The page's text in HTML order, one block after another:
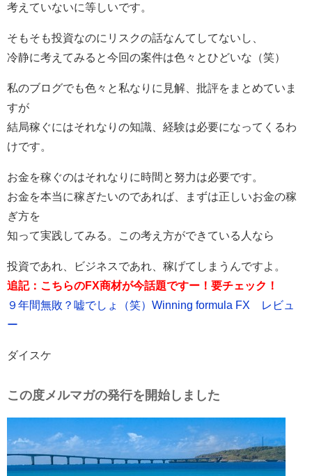
考えていないに等しいです。
そもそも投資なのにリスクの話なんてしてないし、
冷静に考えてみると今回の案件は色々とひどいな（笑）
私のブログでも色々と私なりに見解、批評をまとめていま
すが
結局稼ぐにはそれなりの知識、経験は必要になってくるわ
けです。
お金を稼ぐのはそれなりに時間と努力は必要です。
お金を本当に稼ぎたいのであれば、まずは正しいお金の稼
ぎ方を
知って実践してみる。この考え方ができている人なら
投資であれ、ビジネスであれ、稼げてしまうんですよ。
追記：こちらのFX商材が今話題ですー！要チェック！
９年間無敗？嘘でしょ（笑）Winning formula FX レビュ
ー
ダイスケ
この度メルマガの発行を開始しました